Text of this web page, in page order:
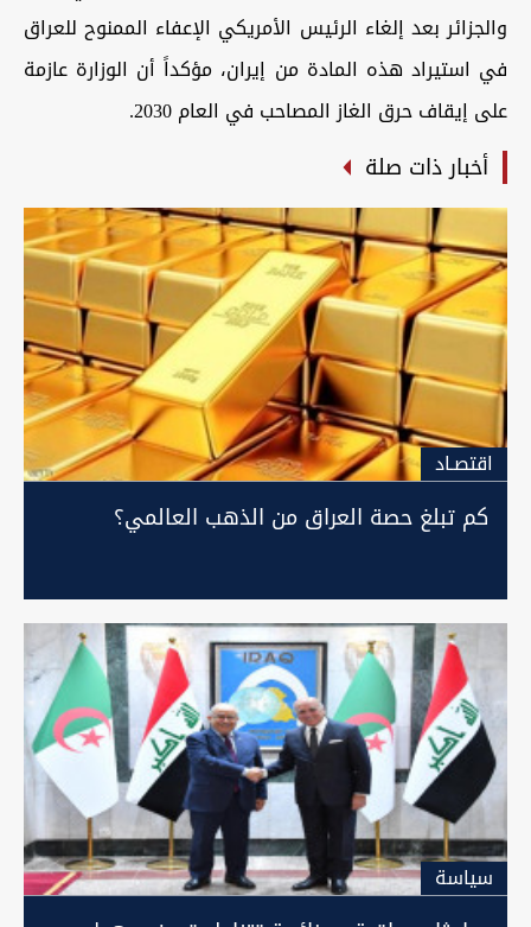
والجزائر بعد إلغاء الرئيس الأمريكي الإعفاء الممنوح للعراق
في استيراد هذه المادة من إيران، مؤكداً أن الوزارة عازمة
على إيقاف حرق الغاز المصاحب في العام 2030.
أخبار ذات صلة
اقتصـاد
كم تبلغ حصة العراق من الذهب العالمي؟
سیاسة